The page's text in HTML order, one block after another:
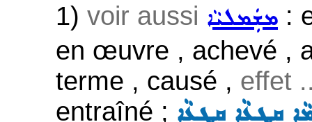
1) voir aussi ܡܫܲܡܠܝܵܐ :
en œuvre , achevé ,
terme , causé , effet
entraîné ; ܩܸܛܥܵܐ ܩܸܛܥܵܐ